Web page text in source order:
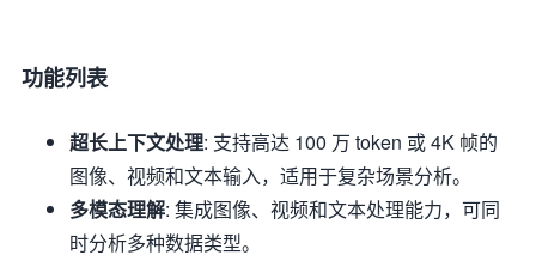
功能列表
超长上下文处理: 支持高达 100 万 token 或 4K 帧的
图像、视频和文本输入，适用于复杂场景分析。
多模态理解: 集成图像、视频和文本处理能力，可同
时分析多种数据类型。